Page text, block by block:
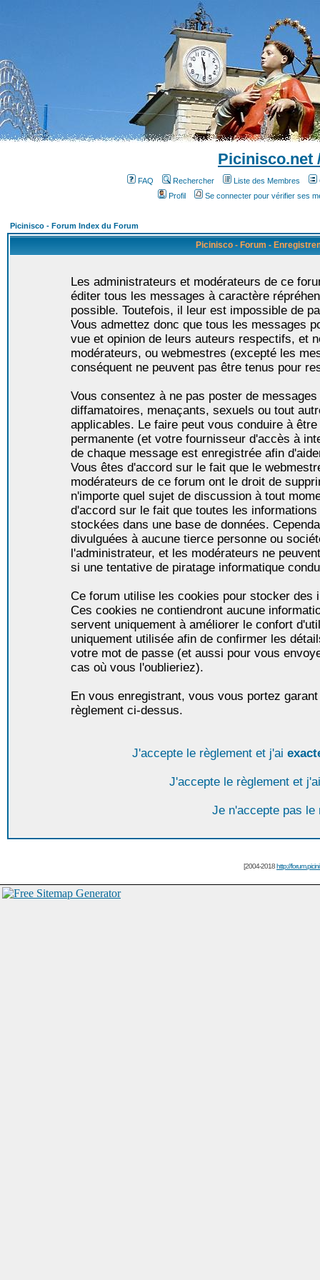
Picinisco.net
FAQ Rechercher Liste des Membres
Profil
Se connecter pour vérifier ses
Picinisco - Forum Index du Forum
Picinisco - Forum -
Les administrateurs et modérateurs de ce
éditer tous les messages à caractère
possible. Toutefois, il leur est impossible de
Vous admettez donc que tous les messages
vue et opinion de leurs auteurs respectifs, et
modérateurs, ou webmestres (excepté les
conséquent ne peuvent pas être tenus pour
Vous consentez à ne pas poster de
diffamatoires, menaçants, sexuels ou tout
applicables. Le faire peut vous conduire à
permanente (et votre fournisseur d'accès à
de chaque message est enregistrée afin
Vous êtes d'accord sur le fait que le
modérateurs de ce forum ont le droit de
n'importe quel sujet de discussion à tout
d'accord sur le fait que toutes les
stockées dans une base de données.
divulguées à aucune tierce personne ou
l'administrateur, et les modérateurs ne
si une tentative de piratage informatique
Ce forum utilise les cookies pour stocker des
Ces cookies ne contiendront aucune
servent uniquement à améliorer le confort
uniquement utilisée afin de confirmer les
votre mot de passe (et aussi pour vous
cas où vous l'oublieriez).
En vous enregistrant, vous vous portez
règlement ci-dessus.
J'accepte le règlement et j'ai
J'accepte le règlement et
Je n'accepte pas le
[2004-2018http://